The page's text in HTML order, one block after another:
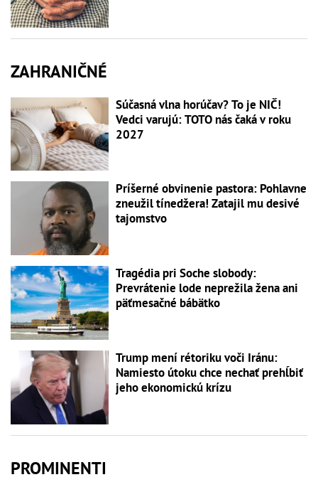
ZAHRANIČNÉ
Súčasná vlna horúčav? To je NIČ!
Vedci varujú: TOTO nás čaká v roku
2027
Príšerné obvinenie pastora: Pohlavne
zneužil tínedžera! Zatajil mu desivé
tajomstvo
Tragédia pri Soche slobody:
Prevrátenie lode neprežila žena ani
päťmesačné bábätko
Trump mení rétoriku voči Iránu:
Namiesto útoku chce nechať prehĺbiť
jeho ekonomickú krízu
PROMINENTI